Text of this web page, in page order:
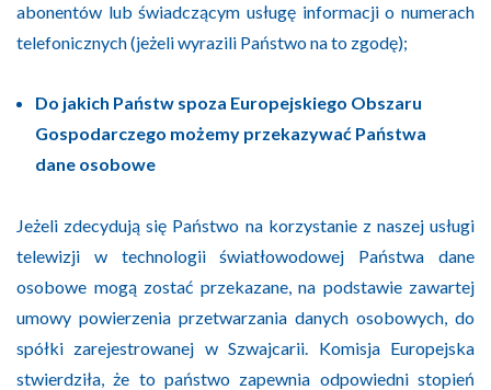
abonentów lub świadczącym usługę informacji o numerach
telefonicznych (jeżeli wyrazili Państwo na to zgodę);
Do jakich Państw spoza Europejskiego Obszaru
Gospodarczego możemy przekazywać Państwa
dane osobowe
Jeżeli zdecydują się Państwo na korzystanie z naszej usługi
telewizji w technologii światłowodowej Państwa dane
osobowe mogą zostać przekazane, na podstawie zawartej
umowy powierzenia przetwarzania danych osobowych, do
spółki zarejestrowanej w Szwajcarii. Komisja Europejska
stwierdziła, że to państwo zapewnia odpowiedni stopień